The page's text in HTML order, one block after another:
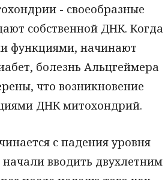
- своеобразные
собственной ДНК. Когда
функциями, начинают
болезнь Альцгеймера
что возникновение
ДНК митохондрий.
с падения уровня
вводить двухлетним